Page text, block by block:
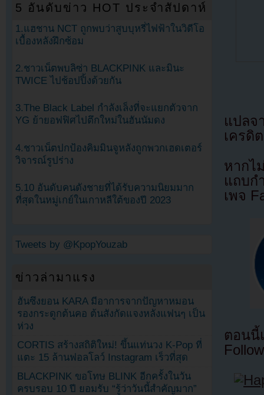
แปล
เครดิ
หากไ
แถบก
เพจ
ตอนนี้
5 อันดับข่าว HOT ประจำสัปดาห์
1.แฮชาน NCT ถูกพบว่าสูบบุหรี่ไฟฟ้าในวิดีโอ
เบื้องหลังฝึกซ้อม
2.ชาวเน็ตพบลิซ่า BLACKPINK และมินะ
TWICE ไปช้อปปิ้งด้วยกัน
3.The Black Label กำลังเล็งที่จะแยกตัวจาก
YG ย้ายอฟฟิศไปตึกใหม่ในฮันนัมดง
4.ชาวเน็ตปกป้องคิมมินจูหลังถูกพวกเฮดเตอร์
วิจารณ์รูปร่าง
5.10 อันดับคนดังชายที่ได้รับความนิยมมาก
ที่สุดในหมู่เกย์ในเกาหลีใต้ของปี 2023
Tweets by @KpopYouzab
ข่าวล่ามาแรง
ฮันซึงยอน KARA มีอาการจากปัญหาหมอน
รองกระดูกต้นคอ ต้นสังกัดแจงหลังแฟนๆ เป็น
ห่วง
CORTIS สร้างสถิติใหม่! ขึ้นแท่นวง K-Pop ที่
แตะ 15 ล้านฟอลโลว์ Instagram เร็วที่สุด
BLACKPINK ขอโทษ BLINK อีกครั้งในวัน
ครบรอบ 10 ปี ยอมรับ “รู้ว่าวันนี้สำคัญมาก”